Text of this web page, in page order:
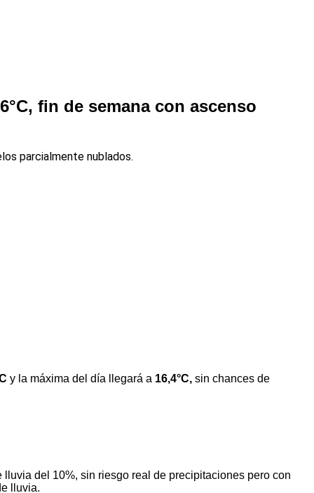
fin de semana con ascenso
parcialmente nublados.
y la máxima del día llegará a 16,4°C, sin chances de
del 10%, sin riesgo real de precipitaciones pero con
lluvia.